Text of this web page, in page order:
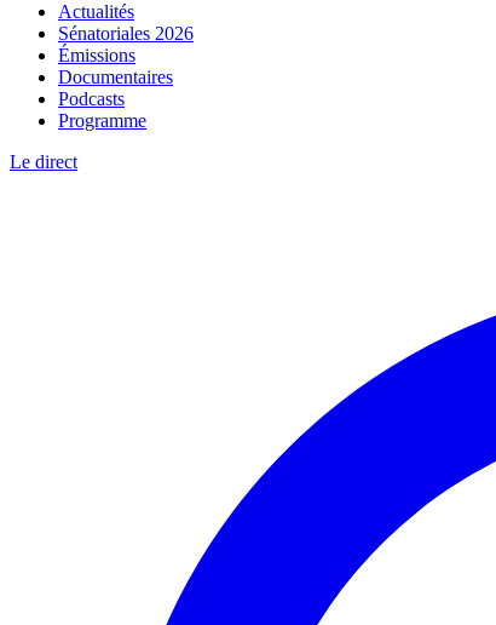
Actualités
Sénatoriales 2026
Émissions
Documentaires
Podcasts
Programme
Le direct